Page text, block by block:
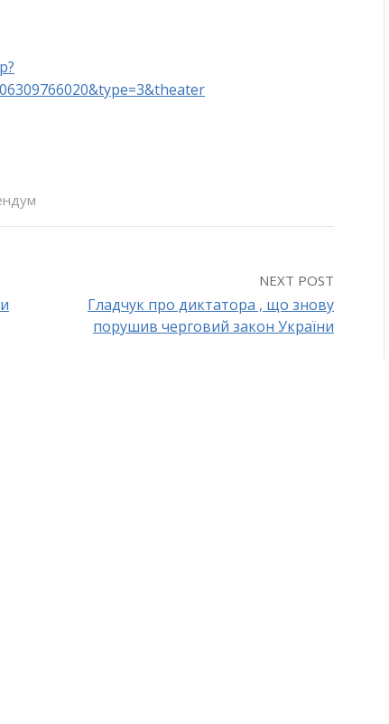
NEXT POST
Гладчук про диктатора , що знову
порушив черговий закон України